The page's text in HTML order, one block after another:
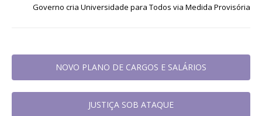
Governo cria Universidade para Todos via Medida Provisória
NOVO PLANO DE CARGOS E SALÁRIOS
JUSTIÇA SOB ATAQUE